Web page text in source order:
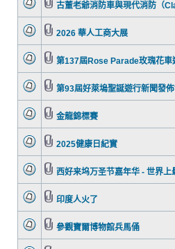
古董老爺消防車與現代消防（
2026 華人工商大展
第137屆Rose Parade玫瑰花車
第93屆好萊塢聖誕遊行新聞發
金龍錦標賽
2025健康日紀實
西好来坞万圣节嘉年华 - 世界
印度人火了
參觀寶爾博物館兵馬俑